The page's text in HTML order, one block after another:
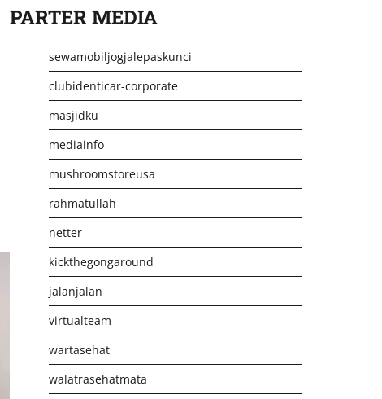
PARTER MEDIA
sewamobiljogjalepaskunci
clubidenticar-corporate
masjidku
mediainfo
mushroomstoreusa
rahmatullah
netter
kickthegongaround
jalanjalan
virtualteam
wartasehat
walatrasehatmata